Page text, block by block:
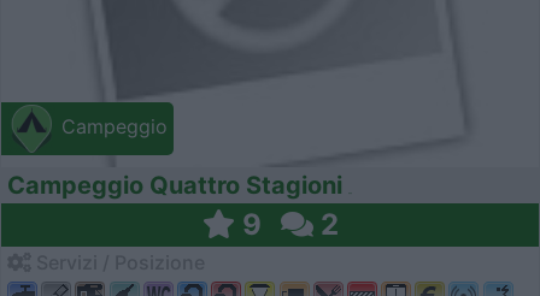
Campeggio
Campeggio Quattro Stagioni
9 2